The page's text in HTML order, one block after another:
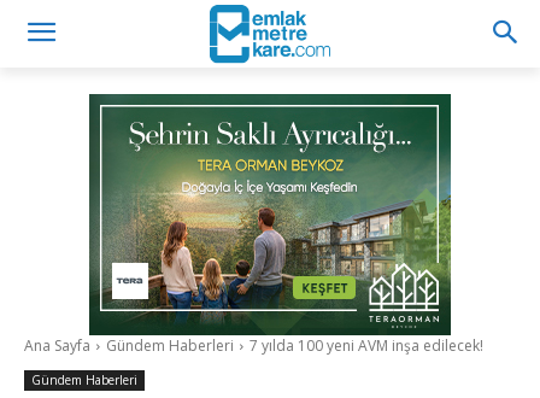
Ana Sayfa Gündem Haberleri 7 yılda 100 yeni AVM inşa edilecek!
Gündem Haberleri